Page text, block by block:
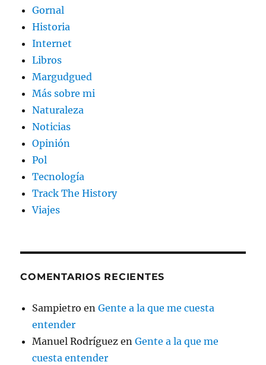
Gornal
Historia
Internet
Libros
Margudgued
Más sobre mi
Naturaleza
Noticias
Opinión
Pol
Tecnología
Track The History
Viajes
COMENTARIOS RECIENTES
Sampietro enGente a la que me cuesta
entender
Manuel Rodríguez enGente a la que me
cuesta entender